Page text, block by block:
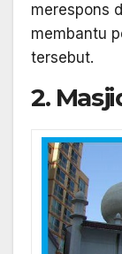
merespons
membantu
tersebut.
2.